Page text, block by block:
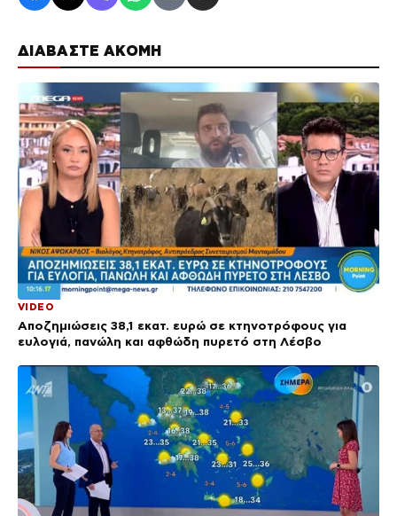
ΔΙΑΒΑΣΤΕ ΑΚΟΜΗ
VIDEO
Αποζημιώσεις 38,1 εκατ. ευρώ σε κτηνοτρόφους για
ευλογιά, πανώλη και αφθώδη πυρετό στη Λέσβο